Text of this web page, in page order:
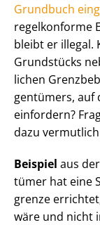
Grundbuch
regelkonforme
bleibt er illegal.
Grundstücks
li­chen
gen­tü­mers, auf
einfordern?
dazu
Beispiel aus
tü­mer hat eine
gren­ze
wäre und nicht